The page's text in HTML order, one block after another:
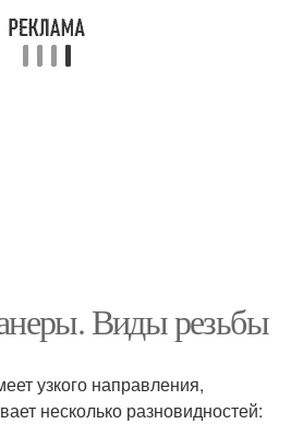
Виды резьбы
узкого направления,
несколько разновидностей: